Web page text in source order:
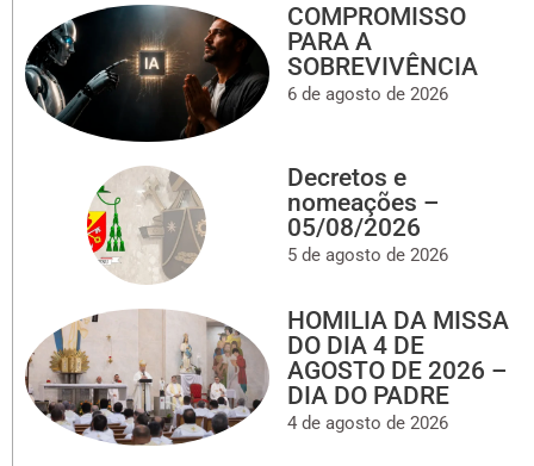
COMPROMISSO
PARA A
SOBREVIVÊNCIA
6 de agosto de 2026
Decretos e
nomeações –
05/08/2026
5 de agosto de 2026
HOMILIA DA MISSA
DO DIA 4 DE
AGOSTO DE 2026 –
DIA DO PADRE
4 de agosto de 2026